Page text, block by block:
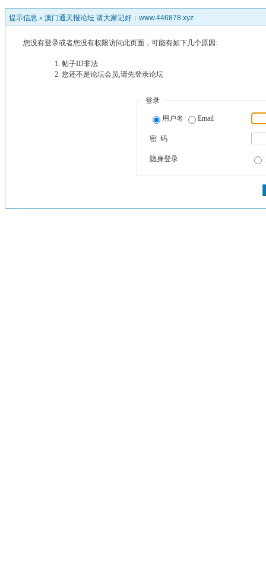
提示信息 » 澳门通天报论坛 请大家记好：www.446878.xyz
您没有登录或者您没有权限访问此页面，可能有如下几个原因:
帖子ID非法
您还不是论坛会员,请先登录论坛
登录
用户名 Email
密 码
隐身登录